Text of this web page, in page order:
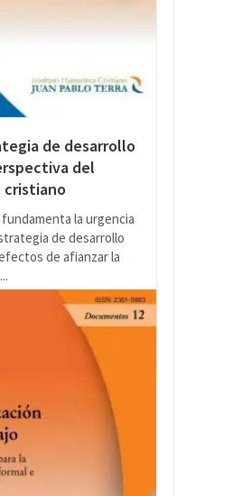
de desarrollo
del
cristiano
la urgencia
de desarrollo
de afianzar la